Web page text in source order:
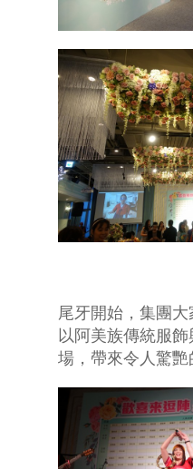
尾牙開始，集團
以阿美族傳統服
場，帶來令人驚艷